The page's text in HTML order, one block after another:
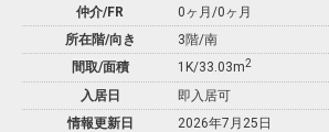
仲介/FR
0ヶ月 /0ヶ月
所在階/向き
3階/南
間取/面積
1K/33.03m2
入居日
即入居可
情報更新日
2026年7月25日